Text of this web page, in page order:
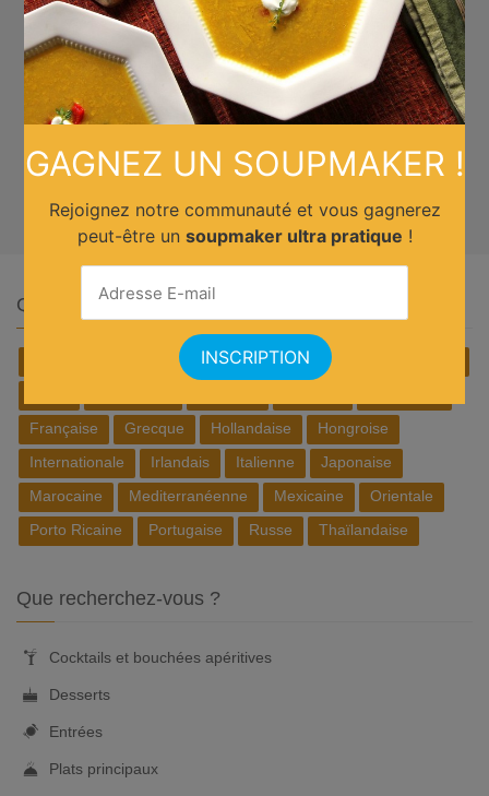
Quelle cuisine ?
Allemande Américaine Anglaise
Française
Grecque Hollandaise
Hongroise
Internationale
Irlandais Italienne
Japonaise
Marocaine
Mediterranéenne Mexicaine
Orientale
Porto Ricaine
Portugaise Russe Thaïlandaise
Que recherchez-vous ?
Cocktails et bouchées apéritives
Desserts
Entrées
Plats principaux
GAGNEZ UN SOUPMAKER !
Rejoignez notre communauté et vous gagnerez
peut-être un soupmaker ultra pratique !